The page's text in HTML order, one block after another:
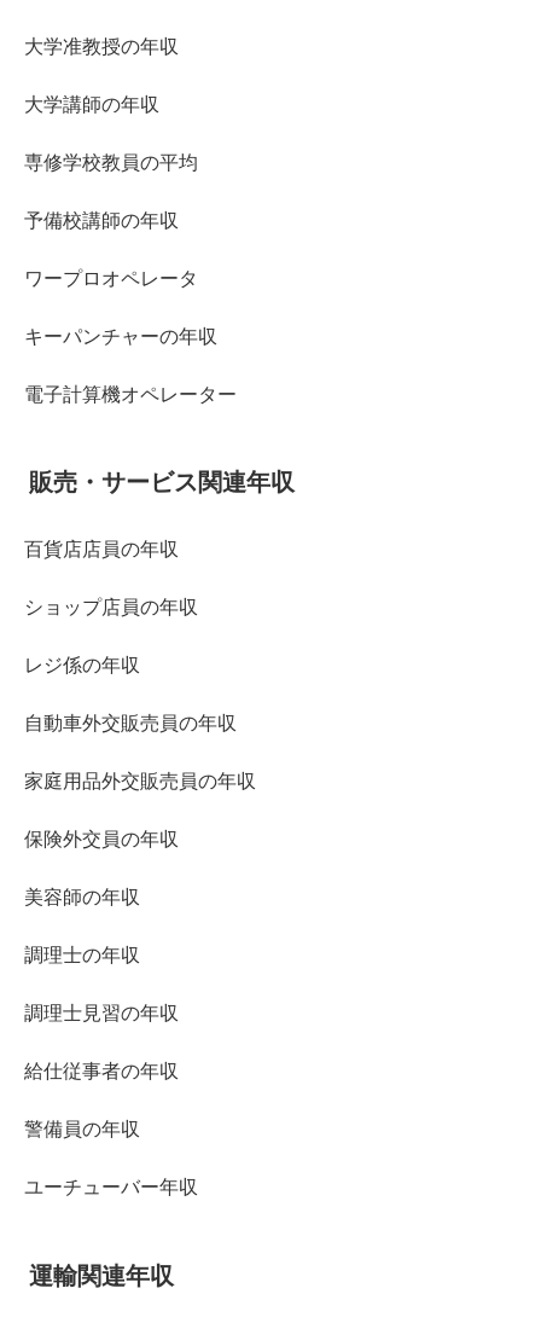
大学准教授の年収
大学講師の年収
専修学校教員の平均
予備校講師の年収
ワープロオペレータ
キーパンチャーの年収
電子計算機オペレーター
販売・サービス関連年収
百貨店店員の年収
ショップ店員の年収
レジ係の年収
自動車外交販売員の年収
家庭用品外交販売員の年収
保険外交員の年収
美容師の年収
調理士の年収
調理士見習の年収
給仕従事者の年収
警備員の年収
ユーチューバー年収
運輸関連年収